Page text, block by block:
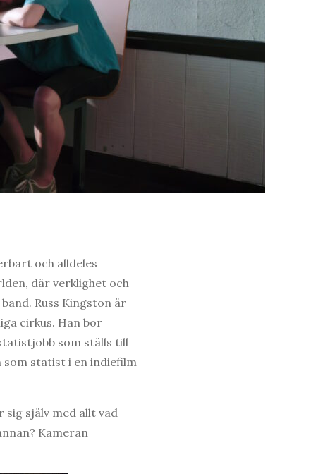
och alldeles
där verklighet och
Russ Kingston är
cirkus. Han bor
som ställs till
som statist i en indiefilm
sig själv med allt vad
Kameran